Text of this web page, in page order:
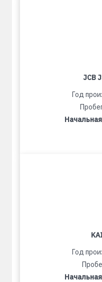
JCB
Год
Год